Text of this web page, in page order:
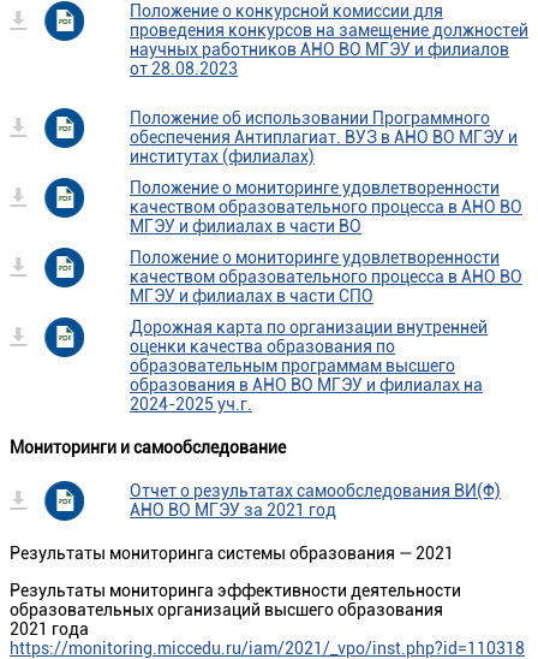
Положение о конкурсной комиссии для
проведения конкурсов на замещение должностей
научных работников АНО ВО МГЭУ и филиалов
от 28.08.2023
Положение об использовании Программного
обеспечения Антиплагиат. ВУЗ в АНО ВО МГЭУ и
институтах (филиалах)
Положение о мониторинге удовлетворенности
качеством образовательного процесса в АНО ВО
МГЭУ и филиалах в части ВО
Положение о мониторинге удовлетворенности
качеством образовательного процесса в АНО ВО
МГЭУ и филиалах в части СПО
Дорожная карта по организации внутренней
оценки качества образования по
образовательным программам высшего
образования в АНО ВО МГЭУ и филиалах на
2024-2025 уч.г.
Мониторинги и самообследование
Отчет о результатах самообследования ВИ(Ф)
АНО ВО МГЭУ за 2021 год
Результаты мониторинга системы образования — 2021
Результаты мониторинга эффективности деятельности
образовательных организаций высшего образования
2021 года
https://monitoring.miccedu.ru/iam/2021/_vpo/inst.php?id=110318